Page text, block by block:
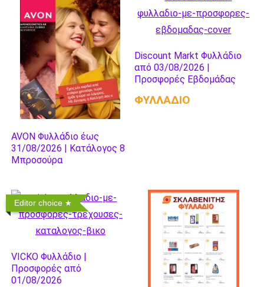
AVON Φυλλάδιο έως
31/08/2026 | Κατάλογος 8
Μπροσούρα
Discount Markt Φυλλάδιο
από 03/08/2026 |
Προσφορές Εβδομάδας
ΦΥΛΛΑΔΙΟ
Editor choice
VICKO Φυλλάδιο |
Προσφορές από
01/08/2026